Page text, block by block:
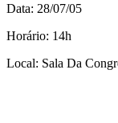
Data: 28/07/05
Horário: 14h
Local: Sala Da